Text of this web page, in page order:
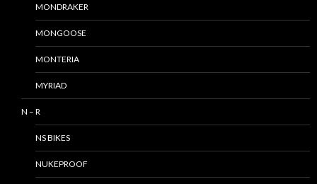
MONDRAKER
MONGOOSE
MONTERIA
MYRIAD
N – R
NS BIKES
NUKEPROOF